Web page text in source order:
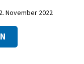
November 2022